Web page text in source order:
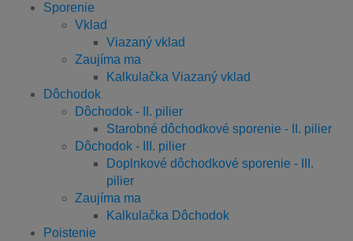
Sporenie
Vklad
Viazaný vklad
Zaujíma ma
Kalkulačka Viazaný vklad
Dôchodok
Dôchodok - II. pilier
Starobné dôchodkové sporenie - II. pilier
Dôchodok - III. pilier
Doplnkové dôchodkové sporenie - III.
pilier
Zaujíma ma
Kalkulačka Dôchodok
Poistenie